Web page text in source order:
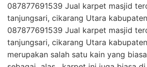
087877691539 Jual karpet masjid
tanjungsari, cikarang Utara
087877691539 Jual karpet masjid
tanjungsari, cikarang Utara
merupakan salah satu kain yang